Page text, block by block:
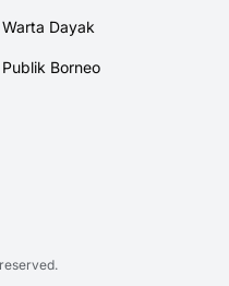
Warta Dayak
Publik Borneo